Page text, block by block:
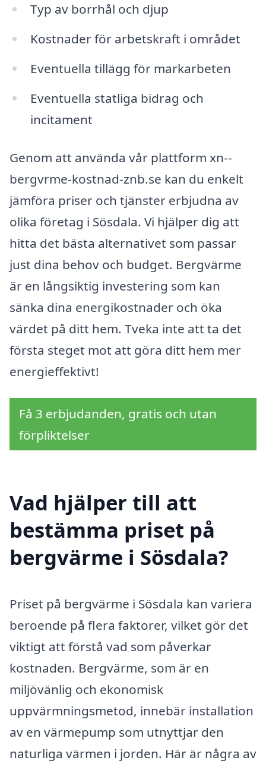
Typ av borrhål och djup
Kostnader för arbetskraft i området
Eventuella tillägg för markarbeten
Eventuella statliga bidrag och
incitament
Genom att använda vår plattform xn--
bergvrme-kostnad-znb.se kan du enkelt
jämföra priser och tjänster erbjudna av
olika företag i Sösdala. Vi hjälper dig att
hitta det bästa alternativet som passar
just dina behov och budget. Bergvärme
är en långsiktig investering som kan
sänka dina energikostnader och öka
värdet på ditt hem. Tveka inte att ta det
första steget mot att göra ditt hem mer
energieffektivt!
Få 3 erbjudanden, gratis och utan
förpliktelser
Vad hjälper till att
bestämma priset på
bergvärme i Sösdala?
Priset på bergvärme i Sösdala kan variera
beroende på flera faktorer, vilket gör det
viktigt att förstå vad som påverkar
kostnaden. Bergvärme, som är en
miljövänlig och ekonomisk
uppvärmningsmetod, innebär installation
av en värmepump som utnyttjar den
naturliga värmen i jorden. Här är några av